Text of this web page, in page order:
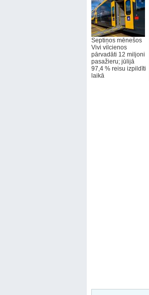
Septiņos mēnešos
Vivi vilcienos
pārvadāti 12 miljoni
pasažieru; jūlijā
97,4 % reisu izpildīti
laikā